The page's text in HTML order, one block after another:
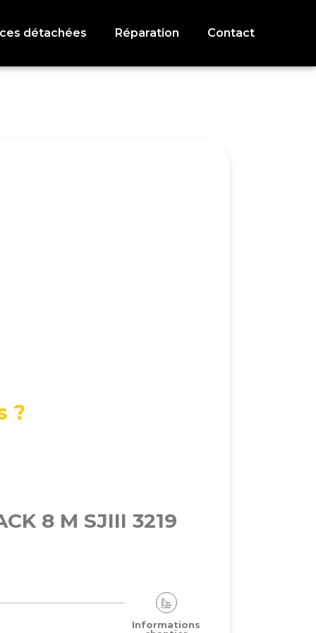
détachées Réparation Contact
?
8 M SJIII 3219
Informations